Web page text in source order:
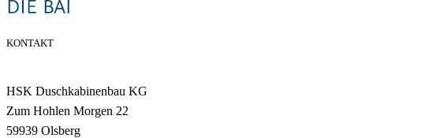
KONTAKT
HSK Duschkabinenbau KG
Zum Hohlen Morgen 22
59939 Olsberg